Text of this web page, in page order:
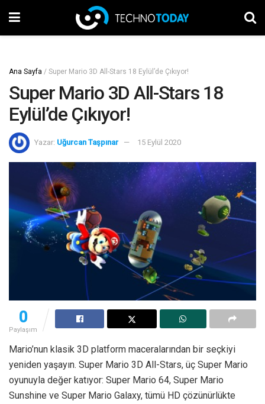
Ana Sayfa / Super Mario 3D All-Stars 18 Eylül’de Çıkıyor!
Super Mario 3D All-Stars 18
Eylül’de Çıkıyor!
Yazar: Uğurcan Taşpınar 15 Eylül 2020
0
Paylaşım
Mario’nun klasik 3D platform maceralarından bir seçkiyi
yeniden yaşayın. Super Mario 3D All-Stars, üç Super Mario
oyunuyla değer katıyor: Super Mario 64, Super Mario
Sunshine ve Super Mario Galaxy, tümü HD çözünürlükte